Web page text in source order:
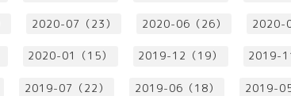
2020-07（23） 2020-06（26） 2020-
2020-01（15） 2019-12（19） 2019-
2019-07（22） 2019-06（18） 2019-05